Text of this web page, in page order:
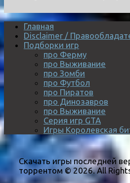
Главная
Disclaimer /
Подборки игр
про Ферму
про Выживание
про Зомби
про Футбол
про Пиратов
про Динозавров
про Выживание
Серия игр GTA
Игры Королевская
Скачать игры последней
торрентом © 2026. All